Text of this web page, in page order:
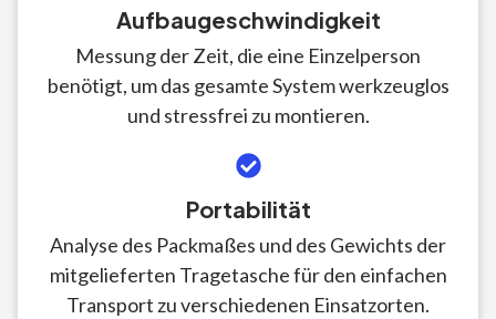
Aufbaugeschwindigkeit
Messung der Zeit, die eine Einzelperson
benötigt, um das gesamte System werkzeuglos
und stressfrei zu montieren.
Portabilität
Analyse des Packmaßes und des Gewichts der
mitgelieferten Tragetasche für den einfachen
Transport zu verschiedenen Einsatzorten.